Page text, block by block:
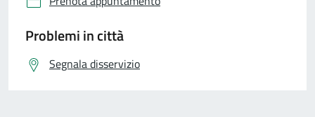
Problemi in città
Segnala disservizio